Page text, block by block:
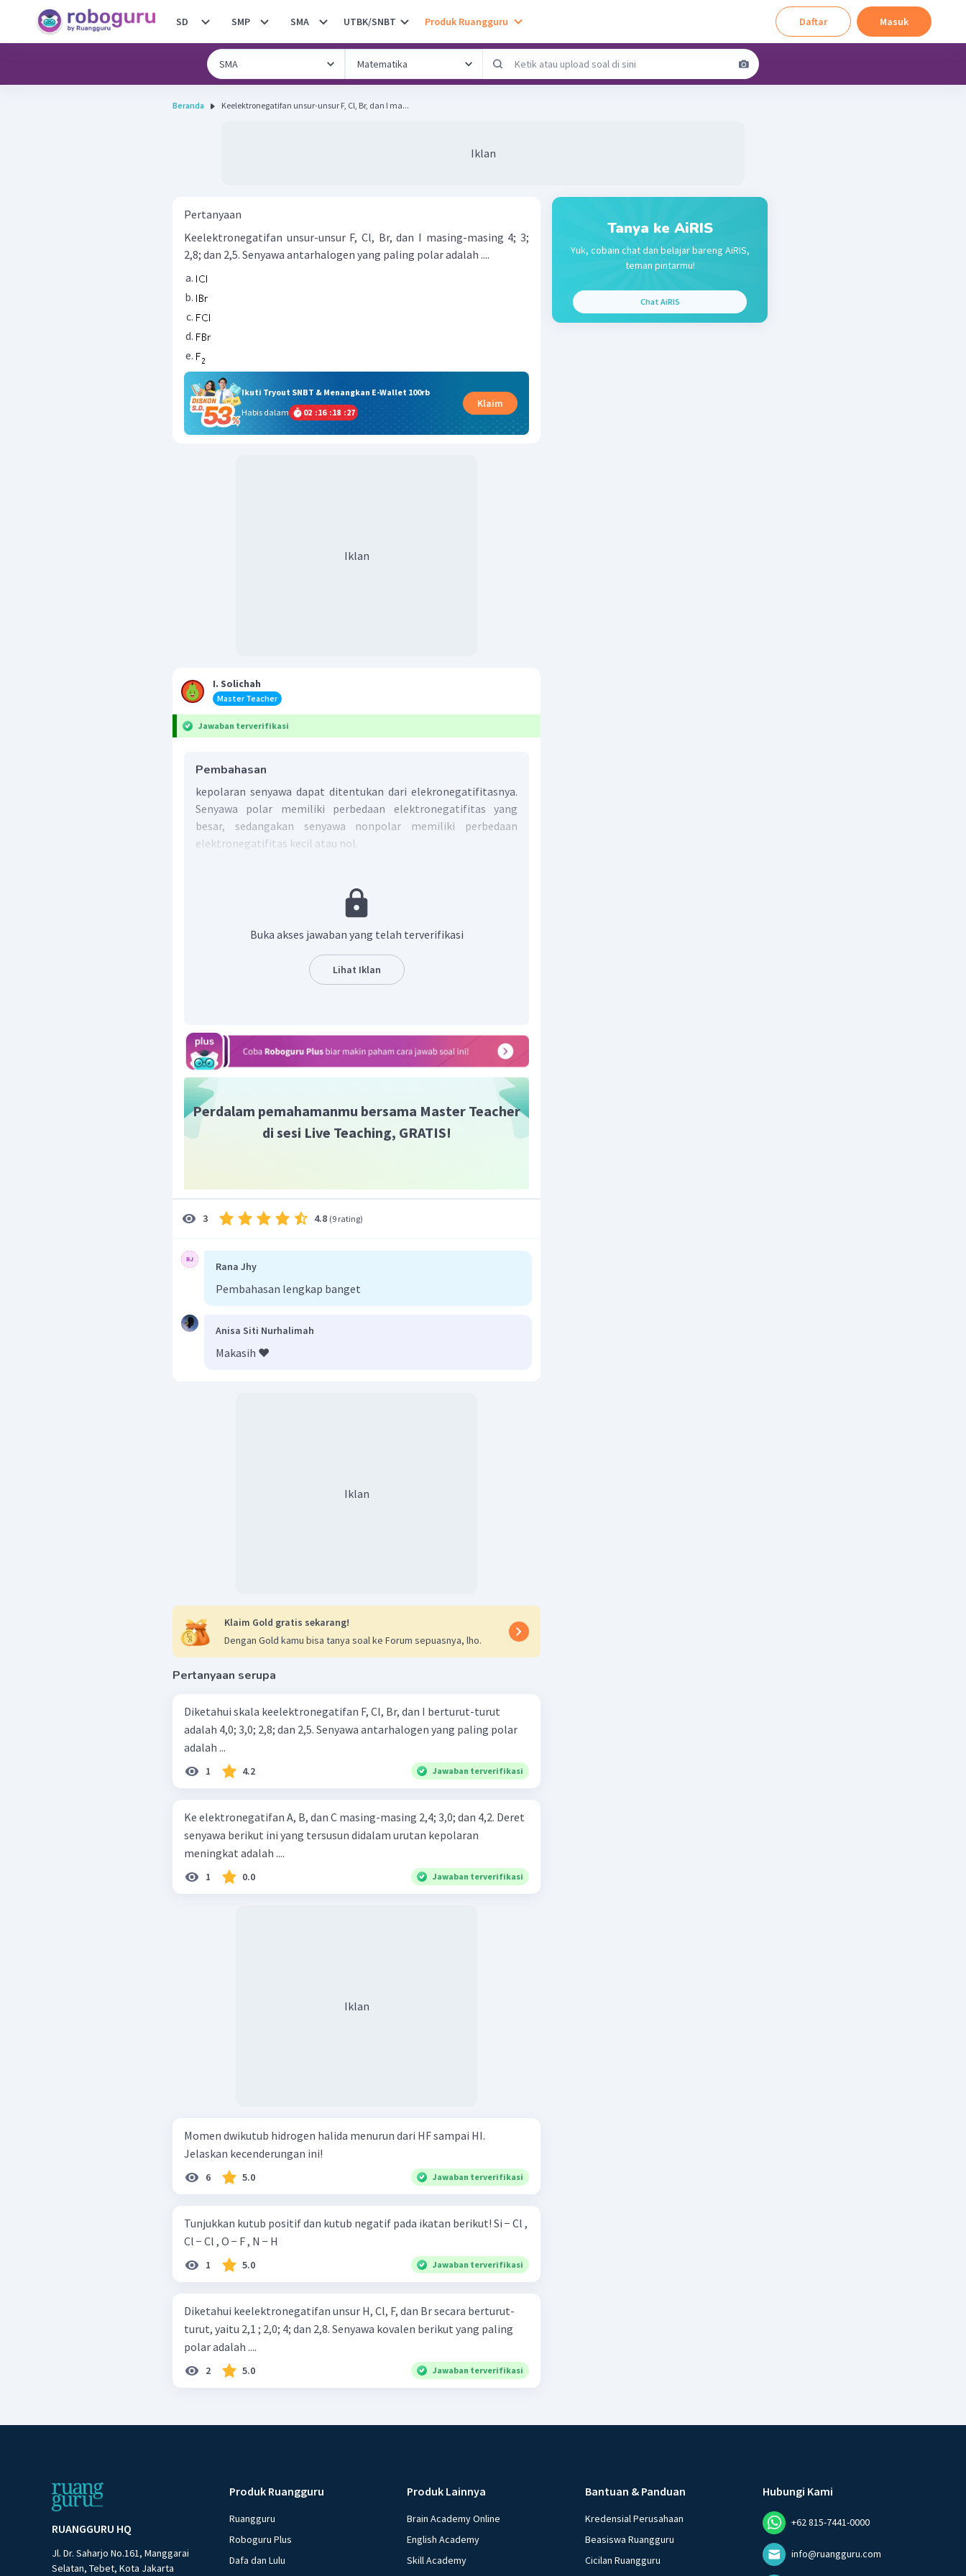
SD SMP SMA UTBK/SNBT Produk Ruangguru Daftar Masuk
Beranda Keelektronegatifan unsur-unsur F, Cl, Br, dan I ma...
Iklan
Pertanyaan
Keelektronegatifan unsur-unsur F, Cl, Br, dan I masing-masing 4; 3;
2,8; dan 2,5. Senyawa antarhalogen yang paling polar adalah ....
Ikuti Tryout SNBT & Menangkan E-Wallet 100rb
Habis dalam
02 :16 :18 :26
Klaim
Iklan
I. Solichah
Master Teacher
Jawaban terverifikasi
Pembahasan
kepolaran senyawa dapat ditentukan dari elekronegatifitasnya.
Senyawa polar memiliki perbedaan elektronegatifitas yang
besar, sedangakan senyawa nonpolar memiliki perbedaan
elektronegatifitas kecil atau nol.
(4-3=1)Buka akses jawaban yang telah terverifikasi
Lihat Iklan
Perdalam pemahamanmu bersama Master Teacher
di sesi Live Teaching, GRATIS!
3 4.8 (9 rating)
Rana Jhy
Pembahasan lengkap banget
Anisa Siti Nurhalimah
Makasih ❤️
Iklan
Klaim Gold gratis sekarang!
Dengan Gold kamu bisa tanya soal ke Forum sepuasnya, lho.
Pertanyaan serupa
Diketahui skala keelektronegatifan F, Cl, Br, dan I berturut-turut
adalah 4,0; 3,0; 2,8; dan 2,5. Senyawa antarhalogen yang paling polar
adalah ...
1 4.2 Jawaban terverifikasi
Ke elektronegatifan A, B, dan C masing-masing 2,4; 3,0; dan 4,2. Deret
senyawa berikut ini yang tersusun didalam urutan kepolaran
meningkat adalah ....
1 0.0 Jawaban terverifikasi
Iklan
Momen dwikutub hidrogen halida menurun dari HF sampai HI.
Jelaskan kecenderungan ini!
6 5.0 Jawaban terverifikasi
Tunjukkan kutub positif dan kutub negatif pada ikatan berikut! Si − Cl ,
Cl − Cl , O − F , N − H
1 5.0 Jawaban terverifikasi
Diketahui keelektronegatifan unsur H, Cl, F, dan Br secara berturut-
turut, yaitu 2,1 ; 2,0; 4; dan 2,8. Senyawa kovalen berikut yang paling
polar adalah ....
2 5.0 Jawaban terverifikasi
Tanya ke AiRIS
Yuk, cobain chat dan belajar bareng AiRIS,
teman pintarmu!
Chat AiRIS
RUANGGURU HQ
Jl. Dr. Saharjo No.161, Manggarai
Selatan, Tebet, Kota Jakarta
Produk Ruangguru
Ruangguru
Roboguru Plus
Dafa dan Lulu
Produk Lainnya
Brain Academy Online
English Academy
Skill Academy
Bantuan & Panduan
Kredensial Perusahaan
Beasiswa Ruangguru
Cicilan Ruangguru
Hubungi Kami
+62 815-7441-0000
info@ruangguru.com